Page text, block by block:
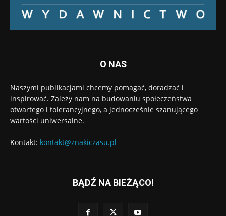
O NAS
Naszymi publikacjami chcemy pomagać, doradzać i
inspirować. Zależy nam na budowaniu społeczeństwa
otwartego i tolerancyjnego, a jednocześnie szanującego
wartości uniwersalne.
Kontakt: kontakt@znakiczasu.pl
BĄDŹ NA BIEŻĄCO!